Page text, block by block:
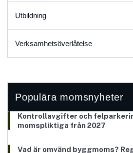
Utbildning
Verksamhetsöverlåtelse
Populära momsnyheter
Kontrollavgifter och
momspliktiga från 2027
Vad är omvänd byggmoms?